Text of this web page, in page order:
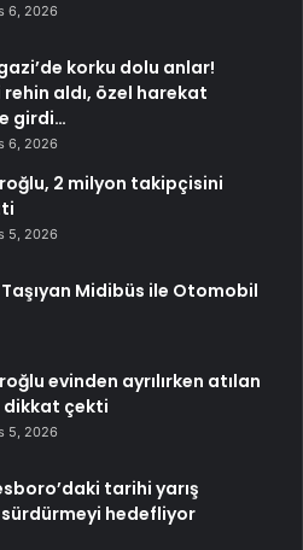
6, 2026
korku dolu anlar!
aldı, özel harekat
girdi…
6, 2026
2 milyon takipçisini
5, 2026
Midibüs ile Otomobil
evinden ayrılırken atılan
dikkat çekti
5, 2026
tarihi yarış
hedefliyor